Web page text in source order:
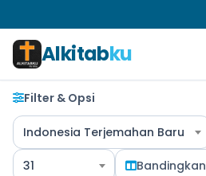
Alkitabku
Filter & Opsi
Indonesia Terjemahan Baru
31 Bandingkan